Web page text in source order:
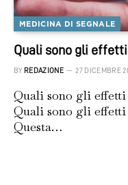
MEDICINA DI SEGNALE
Quali sono gli
BY REDAZIONE 27 DICEMBRE
Quali sono gli
Quali sono gli
Questa…